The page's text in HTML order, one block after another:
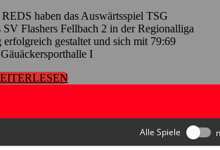
Flashers Fellbach 2 in der Regionalliga
gestaltet und sich mit 79:69
I